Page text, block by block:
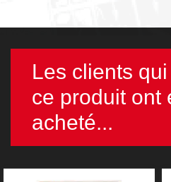
Les clients
ce produit ont
acheté...